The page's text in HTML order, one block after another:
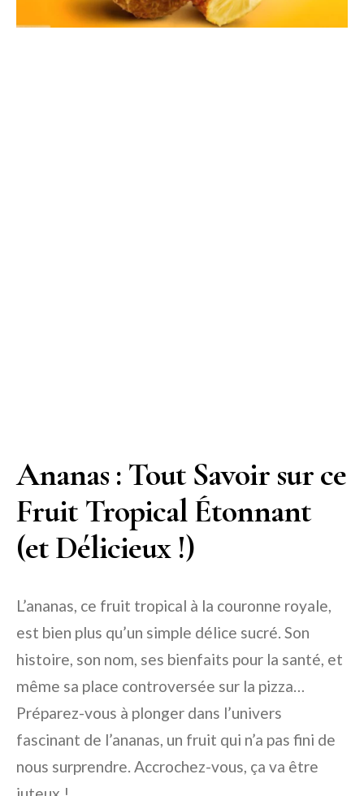
Ananas : Tout Savoir sur ce
Fruit Tropical Étonnant
(et Délicieux !)
L’ananas, ce fruit tropical à la couronne royale,
est bien plus qu’un simple délice sucré. Son
histoire, son nom, ses bienfaits pour la santé, et
même sa place controversée sur la pizza…
Préparez-vous à plonger dans l’univers
fascinant de l’ananas, un fruit qui n’a pas fini de
nous surprendre. Accrochez-vous, ça va être